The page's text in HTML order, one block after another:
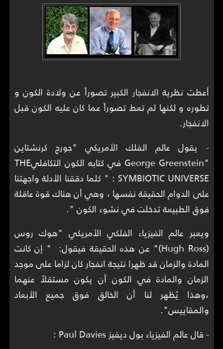
أعطت نظرية الانفجار الكبير تصوراً عن ولادة الكون و
تطوره و لكنها لم تعط تصوراً عما كان عليه الكون قبل
الانفجار.
- يقول عالم الفلك الأمريكي "جورج كرنشتاين
"George Greenstein في كتابه الكون التكافليTHE
SYMBIOTIC UNIVERSE : " كلما دققنا الأدلة واجهتنا
على الدوام الحقيقة نفسها ، وهي أن هناك قوة عاقلة
فوق الطبيعة تدخلت في نشوء الكون ".
ويعبر عالم الفيزياء الفلكي الأمريكي "هوك روس
(Hugh Ross)" عن هذه الحقيقة فيقول: " إن كانت
المادة والزمان قد ظهرا نتيجة انفجار كان لزاما على موجد
الزمان والمادة في الكون أن يكون مستقلاً عنهما
،وهذا يُظهر لنا أن الخالق فوق جميع الأبعاد
والمقاييس".
- قال عالم الفيزياء بول ديفيز Paul Davies :